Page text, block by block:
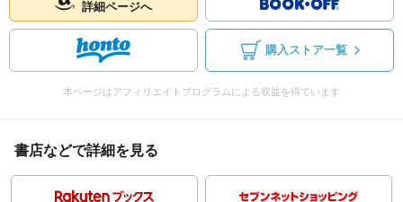
詳細ページへ
購入ストア一覧
本ページはアフィリエイトプログラムによる収益を得ています
書店などで詳細を見る